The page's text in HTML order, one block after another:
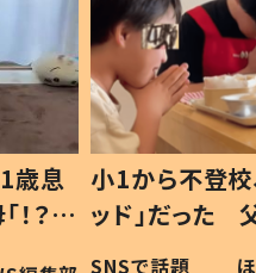
歳息
？」
小1から不登校
ッド」だった
作り続ける理
SNSで話題